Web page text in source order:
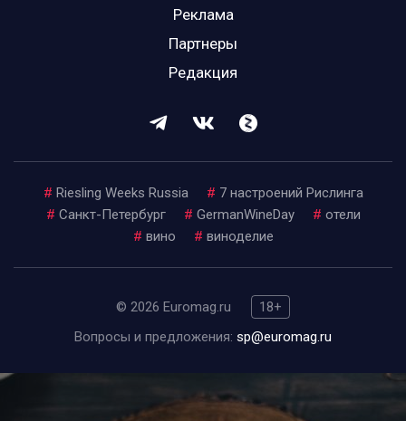
Реклама
Партнеры
Редакция
# Riesling Weeks Russia # 7 настроений Рислинга
# Санкт-Петербург # GermanWineDay # отели
# вино # виноделие
© 2026 Euromag.ru
18+
Вопросы и предложения: sp@euromag.ru